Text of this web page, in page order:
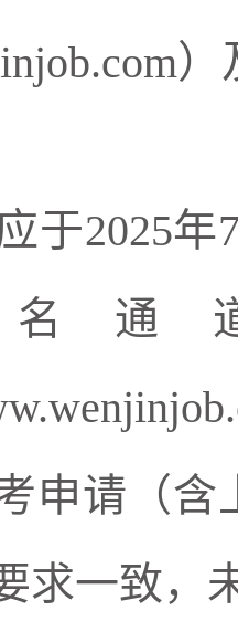
）
于2025年
名
申请（含
求一致，